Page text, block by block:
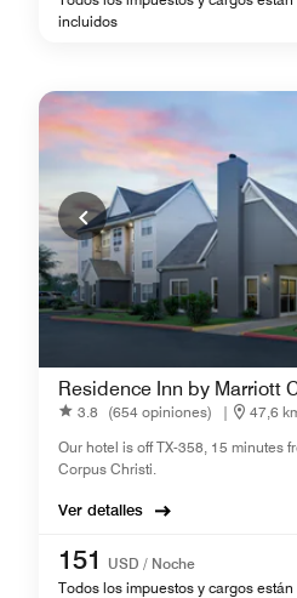
incluidos
Residence Inn by Marriott
3.8 (654 opiniones) |
47,6
Our hotel is off TX-358, 15 minutes
Corpus Christi.
Ver detalles
151
USD / Noche
Todos los impuestos y cargos están